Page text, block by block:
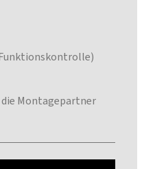
Montagepartner